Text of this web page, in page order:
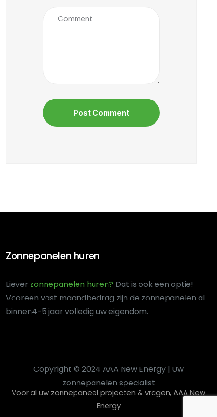
Zonnepanelen huren
Liever zonnepanelen huren? Dat is ook een optie!
Vooreen vast maandbedrag zijn de zonnepanelen al
binnen4-5 jaar volledig uw eigendom.
Copyright © 2024 AAA New Energy | Uw
zonnepanelen specialist
Voor al uw zonnepaneel projecten & vragen, AAA New
Energy